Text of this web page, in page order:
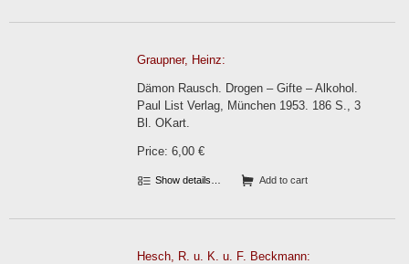
Graupner, Heinz:
Dämon Rausch. Drogen – Gifte – Alkohol.
Paul List Verlag, München 1953. 186 S., 3
Bl. OKart.
Price: 6,00 €
Show details… Add to cart
Hesch, R. u. K. u. F. Beckmann: